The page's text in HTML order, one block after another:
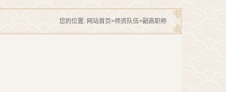
您的位置: 网站首页>师资队伍>副高职称